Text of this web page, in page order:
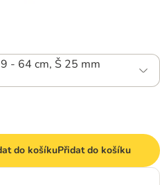
- 64 cm, Š 25 mm
do košíkuPřidat do košíku